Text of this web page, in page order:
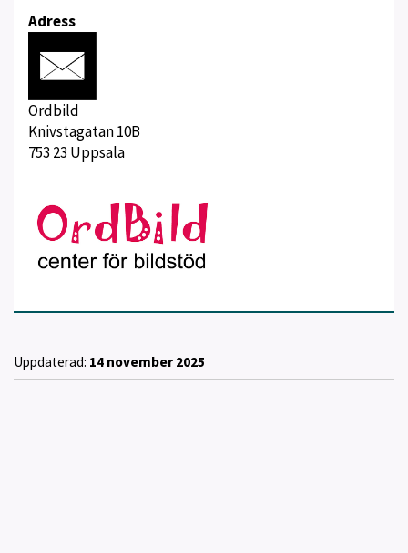
Adress
Ordbild
Knivstagatan 10B
753 23 Uppsala
Uppdaterad: 14 november 2025